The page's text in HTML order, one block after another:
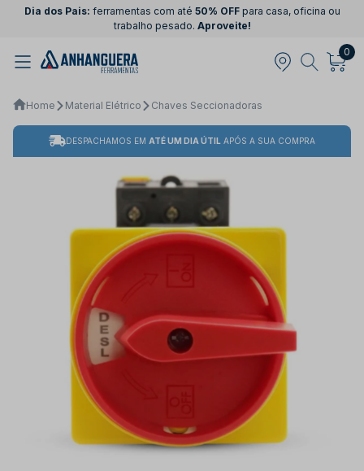
Dia dos Pais: ferramentas com até 50% OFFpara casa, oficina ou
trabalho pesado. Aproveite!
0
Home Material Elétrico Chaves Seccionadoras
DESPACHAMOS EM ATÉ UM DIA ÚTIL APÓS A SUA COMPRA